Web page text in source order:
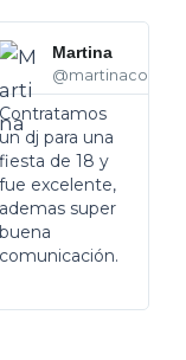
e
a
d
M
o
r
e
Martina
@martinacores
Contratamos
un dj para una
fiesta de 18 y
fue excelente,
ademas super
buena
comunicación.